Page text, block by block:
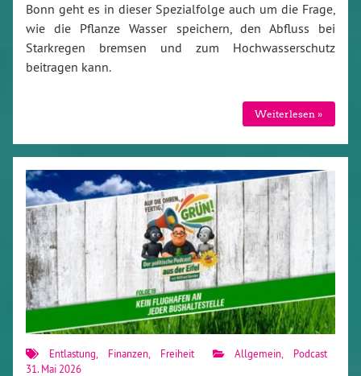
Bonn geht es in dieser Spezialfolge auch um die Frage,
wie die Pflanze Wasser speichern, den Abfluss bei
Starkregen bremsen und zum Hochwasserschutz
beitragen kann.
Weiterlesen »
Entlastung Finanzen Freiheit Allgemein
Podcast
31. Mai 2026